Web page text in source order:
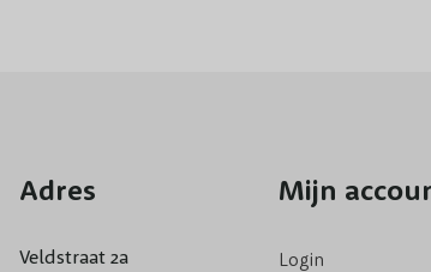
Adres
Veldstraat 2a
Mijn
Login